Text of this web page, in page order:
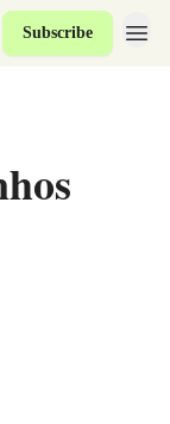
Subscribe